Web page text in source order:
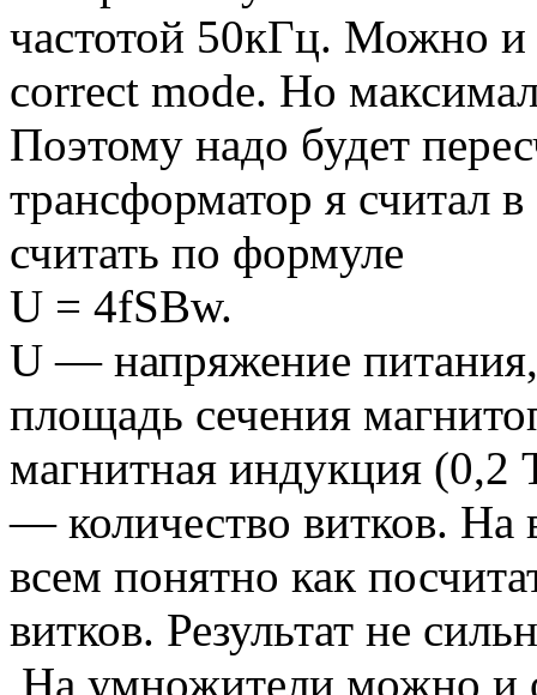
частотой 50кГц. Можно и
correct mode. Но
Поэтому надо будет
трансформатор я считал
считать по формуле
U = 4fSBw.
U — напряжение
площадь сечения
магнитная индукция (0,2
— количество витков. На
всем понятно как
витков. Результат не
На умножители можно и